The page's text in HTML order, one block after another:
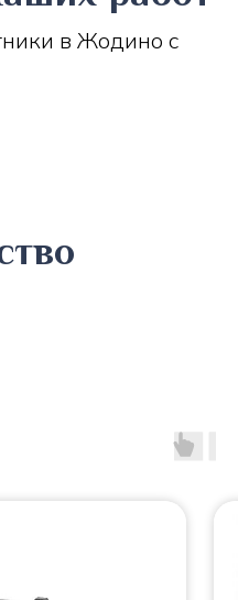
в Жодино с